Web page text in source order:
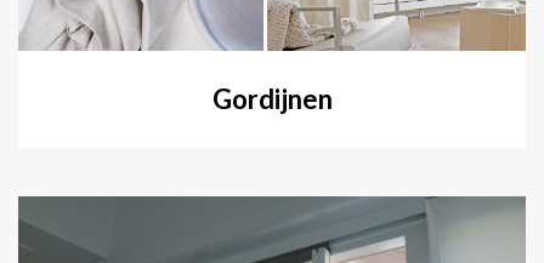
Gordijnen